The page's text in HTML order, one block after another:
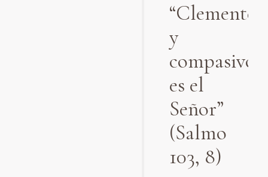
“Clemente
y
compasivo
es el
Señor”
(Salmo
103, 8)